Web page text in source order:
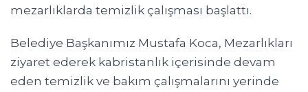
mezarlıklarda temizlik çalışması başlattı.
Belediye Başkanımız Mustafa Koca, Mezarlıkları
ziyaret ederek kabristanlık içerisinde devam
eden temizlik ve bakım çalışmalarını yerinde